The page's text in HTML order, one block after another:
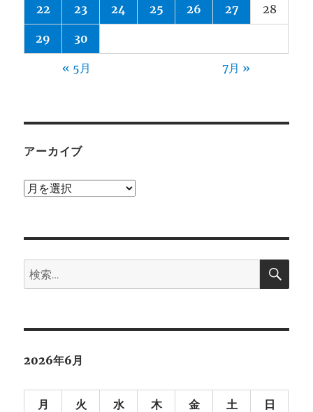
22 23 24 25 26 27 28
29 30
« 5月 7月 »
アーカイブ
ア
検
索:
検
2026年6月
月 火 水 木 金 土 日